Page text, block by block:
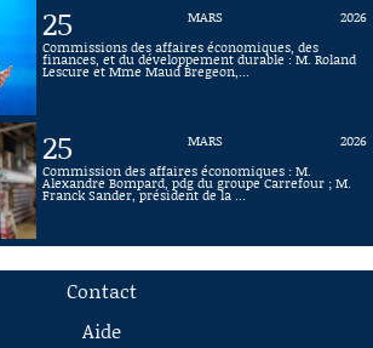
25 MARS
2026
Commissions des affaires économiques, des
finances, et du développement durable : M. Roland
Lescure et Mme Maud Bregeon,...
25 MARS
2026
Commission des affaires économiques : M.
Alexandre Bompard, pdg du groupe Carrefour ; M.
Franck Sander, président de la ...
Contact
Aide